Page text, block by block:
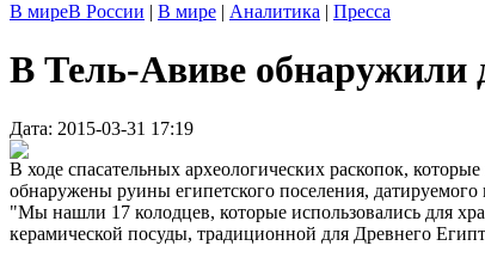
В миреВ России | В мире | Аналитика | Пресса
В Тель-Авиве
Дата: 2015-03-31 17:19
В ходе спасательных археологических раскопок,
обнаружены руины египетского поселения,
"Мы нашли 17 колодцев, которые использовались для
керамической посуды, традиционной для Древнего